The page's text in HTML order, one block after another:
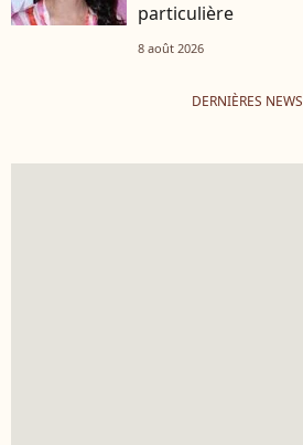
particulière
8 août 2026
DERNIÈRES NEWS